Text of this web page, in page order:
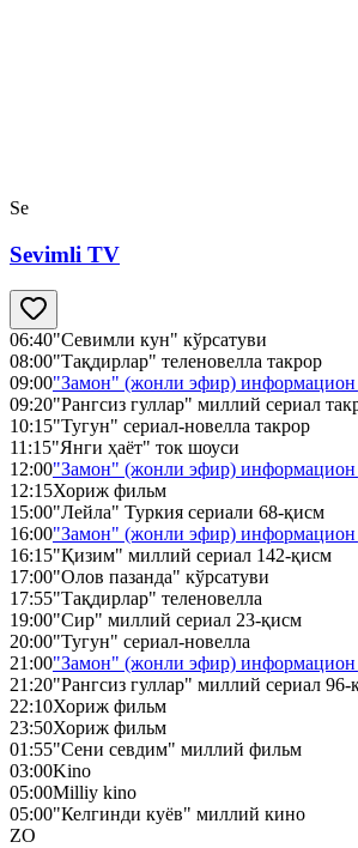
Se
Sevimli TV
06:40"Севимли кун" кўрсатуви
08:00"Тақдирлар" теленовелла такрор
09:00"Замон" (жонли эфир) информацион
09:20"Рангсиз гуллар" миллий сериал
10:15"Тугун" сериал-новелла такрор
11:15"Янги ҳаёт" ток шоуси
12:00"Замон" (жонли эфир) информацион
12:15Хориж фильм
15:00"Лейла" Туркия сериали 68-қисм
16:00"Замон" (жонли эфир) информацион
16:15"Қизим" миллий сериал 142-қисм
17:00"Олов пазанда" кўрсатуви
17:55"Тақдирлар" теленовелла
19:00"Сир" миллий сериал 23-қисм
20:00"Тугун" сериал-новелла
21:00"Замон" (жонли эфир) информацион
21:20"Рангсиз гуллар" миллий сериал 96-
22:10Хориж фильм
23:50Хориж фильм
01:55"Сени севдим" миллий фильм
03:00Kino
05:00Milliy kino
05:00"Келгинди куёв" миллий кино
ZO